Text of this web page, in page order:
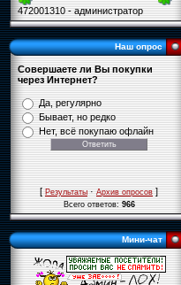
472001310 - администратор
Наш опрос
Совершаете ли Вы покупки
через Интернет?
Да, регулярно
Бывает, но редко
Нет, всё покупаю офлайн
[Результаты·Архив опросов]
Всего ответов:966
Мини-чат